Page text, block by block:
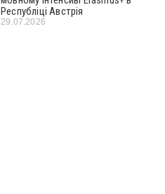
Республіці Австрія
29.07.2026